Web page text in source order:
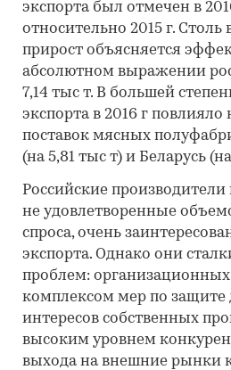
экспорта был отмечен в
относительно 2015 г.
прирост объясняется
абсолютном выражении
7,14 тыс т. В большей
экспорта в 2016 г
поставок мясных
(на 5,81 тыс т) и Беларусь
Российские
не удовлетворенные
спроса, очень
экспорта. Однако они
проблем:
комплексом мер по защите
интересов собственных
высоким уровнем
выхода на внешние рынки